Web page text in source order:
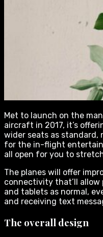
Met to launch on the
aircraft in 2017, it’s
wider seats as standard,
for the in-flight
all open for you to
The planes will offer
connectivity that’ll allow
and tablets as normal,
and receiving text
The overall design